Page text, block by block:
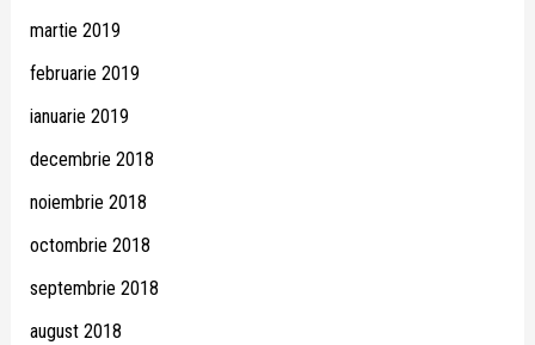
martie 2019
februarie 2019
ianuarie 2019
decembrie 2018
noiembrie 2018
octombrie 2018
septembrie 2018
august 2018